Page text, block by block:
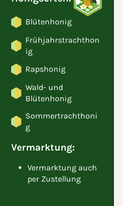
Blütenhonig
Frühjahrstrachthon
ig
Rapshonig
Wald- und
Blütenhonig
Sommertrachthoni
g
Vermarktung:
Vermarktung auch
per Zustellung